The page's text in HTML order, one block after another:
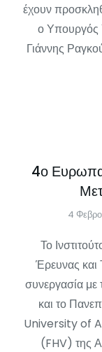
έχουν
ο
Γιάννης
4ο
4
Το
Έρευνας
συνεργασία με
και το
University of
(FHV) της